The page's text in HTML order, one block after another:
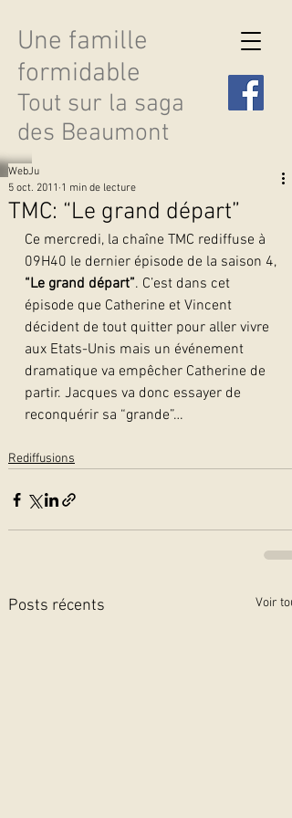
Une famille
formidable
Tout sur la saga
des Beaumont
Découvrir les saisons
TMC: “Le grand départ”
WebJu
5 oct. 2011 1 min de lecture
Ce mercredi, la chaîne TMC rediffuse à
09H40 le dernier épisode de la saison 4,
“Le grand départ”. C’est dans cet
épisode que Catherine et Vincent
décident de tout quitter pour aller vivre
aux Etats-Unis mais un événement
dramatique va empêcher Catherine de
partir. Jacques va donc essayer de
reconquérir sa “grande”…
Rediffusions
Posts récents Voir tout